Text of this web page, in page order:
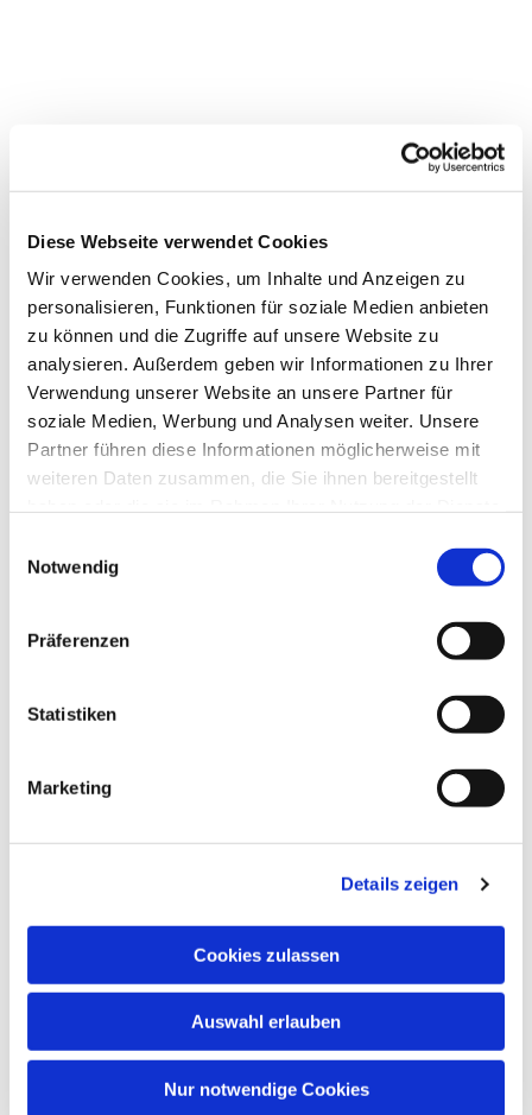
Diese Webseite verwendet Cookies
Wir verwenden Cookies, um Inhalte und Anzeigen zu
personalisieren, Funktionen für soziale Medien anbieten
zu können und die Zugriffe auf unsere Website zu
analysieren. Außerdem geben wir Informationen zu Ihrer
Verwendung unserer Website an unsere Partner für
soziale Medien, Werbung und Analysen weiter. Unsere
Partner führen diese Informationen möglicherweise mit
weiteren Daten zusammen, die Sie ihnen bereitgestellt
Notwendig
Präferenzen
Statistiken
Marketing
Details zeigen
Cookies zulassen
Auswahl erlauben
Nur notwendige Cookies
Dies könnte Sie auch
interessieren
NAVIGATION